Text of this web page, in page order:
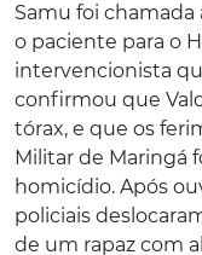
Samu foi
o paciente para o
intervencionista
confirmou que
tórax, e que os
Militar de Maringá
homicídio. Após
policiais
de um rapaz com